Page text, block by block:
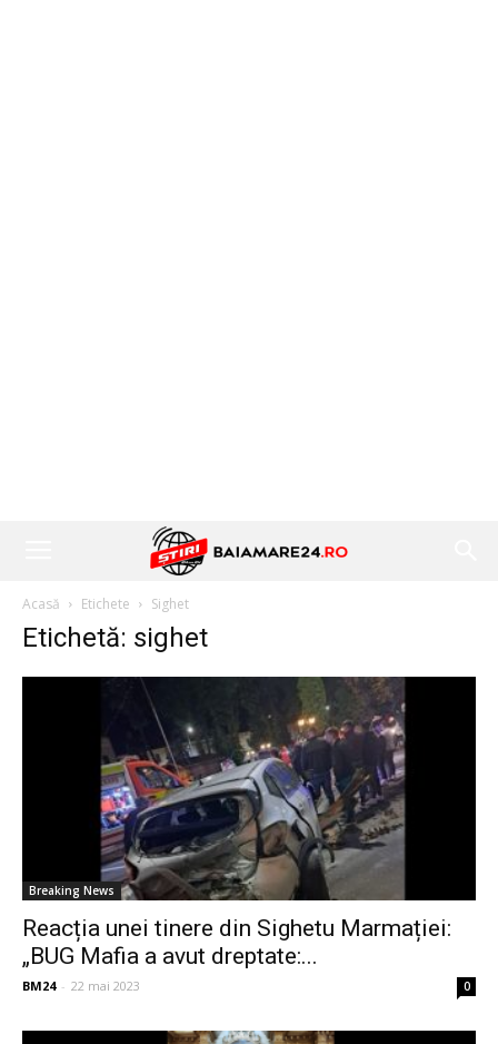
Acasă Etichete Sighet
Etichetă: sighet
Breaking News
Reacția unei tinere din Sighetu Marmației:
„BUG Mafia a avut dreptate:...
BM24 - 22 mai 2023 0